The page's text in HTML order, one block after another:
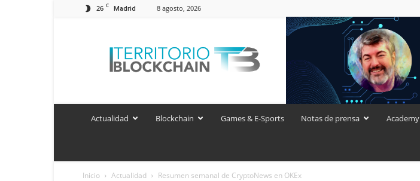
26 C Madrid 8 agosto, 2026
Blockchain
Actualidad Blockchain Games & E-Sports Notas de prensa Academy
Inicio Actualidad Resumen semanal de CryptoNews en OKEx